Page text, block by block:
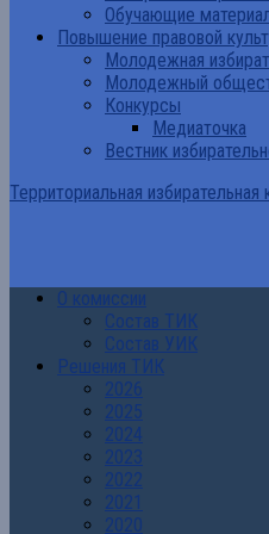
Обучающие
Повышение правовой
Молодежная
Молодежный
Конкурсы
Медиаточка
Вестник
Территориальная
О комиссии
Состав ТИК
Состав УИК
Решения ТИК
2026
2025
2024
2023
2022
2021
2020